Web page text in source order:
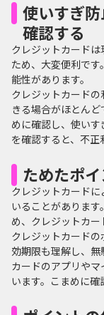
使いすぎ
確認する
クレジットカード
ため、大変便利で
能性があります。
クレジットカード
きる場合がほとん
めに確認し、使い
を確認すると、不正
ためたポ
クレジットカード
いることがありま
め、クレジットカー
クレジットカード
効期限も理解し、無
カードのアプリや
います。こまめに確